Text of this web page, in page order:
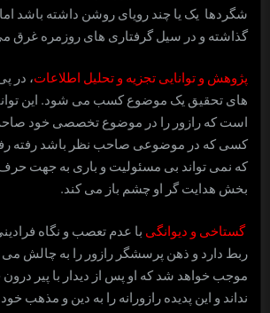
شگردها یک یا چند رویای روشن داشته باشد اما
گذاشته و در سیل گرفتاری های روزمره غرق
پژوهش و توانایی تجزیه و تحلیل اطلاعات، در
های تحقیق یک موضوع کسب می شود. این
است که رازور را در موضوع تخصصی خود
کسی که در موضوعی صاحب نظر باشد رفته
که نمی تواند بی مسئولیت و باری به جهت حرف
بخش هدایت گر او چشم باز می کند.
گستاخی و دیوانگی با عدم تعصب و نگاه
ربط دارد و ذهن پرسشگر رازور را به چالش
موجب خواهد شد که او پس از دیدار با پیر
نداند و این پدیده رازورانه را به دین و مذهب